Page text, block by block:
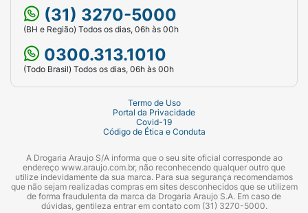
(Propilparabeno), Sodium Hydroxide
Hidróxido de Sódio), Sorbitan Oleate (Oleato
Titanio Silica (Dióxido de Sicioy Dimethicone
(Dimeticona), VP/ Eicosene Copolymer
(Copolimero PVP/Eicoseno), Xanthan Gum
(Goma Xantana) e Parfum (Fragrancia) -
Contém Alpha-Isomethyl Ionone (Alfaisometii
ionong), Amyl Cinnamal (Ami Cinamaldeido),
Citronellol (Citronelol), Coumarin (Cumarina),
D-Limonene (Limoneno), Eugenol (Eugenol).
Geraniol (Geraniol) e Linalool (Linalol).
(31) 3270-5000
(BH e Região) Todos os dias, 06h às 00h
0300.313.1010
(Todo Brasil) Todos os dias, 06h às 00h
Termo de Uso
Portal da Privacidade
Covid-19
Código de Ética e Conduta
A Drogaria Araujo S/A informa que o seu site oficial corresponde ao
endereço www.araujo.com.br, não reconhecendo qualquer outro que
utilize indevidamente da sua marca. Para sua segurança recomendamos
que não sejam realizadas compras em sites desconhecidos que se utilizem
de forma fraudulenta da marca da Drogaria Araujo S.A. Em caso de
dúvidas, gentileza entrar em contato com (31) 3270-5000.